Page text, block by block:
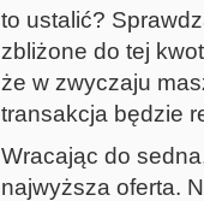
to ustalić?
zbliżone do tej
że w zwyczaju
transakcja będzie
Wracając do
najwyższa oferta.